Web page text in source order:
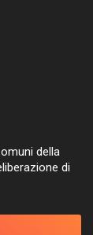
della
di